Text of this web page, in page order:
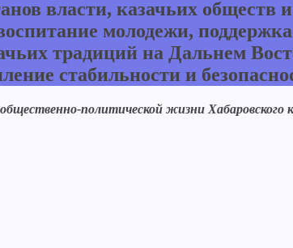
власти, казачьих обществ
молодежи,
традиций на Дальнем
стабильности и
политической жизни